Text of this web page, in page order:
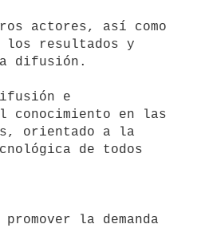
los resultados y
e
conocimiento en las
de todos
la demanda